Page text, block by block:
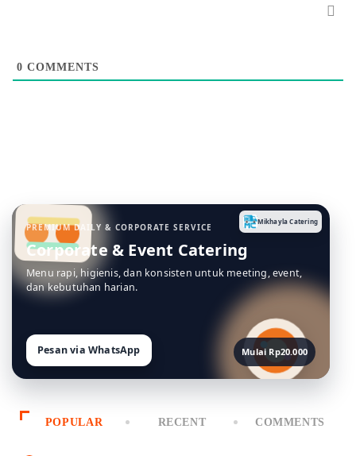
0 COMMENTS
Mikhayla Catering
PREMIUM DAILY & CORPORATE SERVICE
Corporate & Event Catering
Menu rapi, higienis, dan konsisten untuk meeting, event,
dan kebutuhan harian.
Pesan via WhatsApp Mulai Rp20.000
POPULAR RECENT COMMENTS